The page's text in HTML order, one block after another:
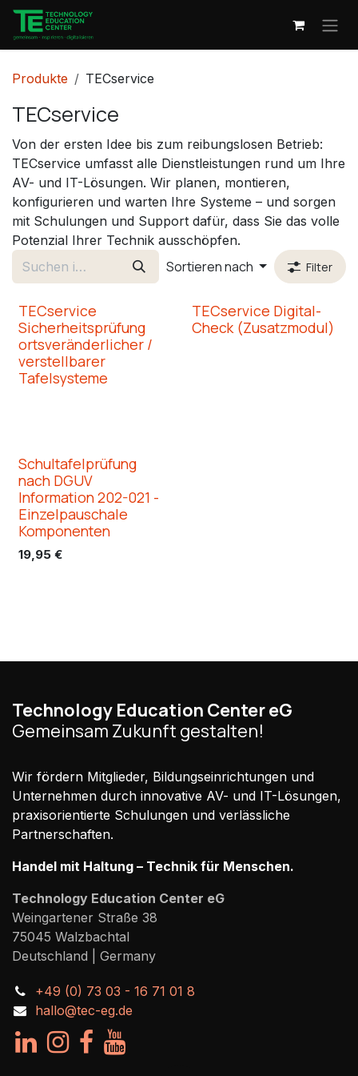
Zum Inhalt springen
Produkte TECservice
TECservice
Von der ersten Idee bis zum reibungslosen Betrieb:
TECservice umfasst alle Dienstleistungen rund um Ihre
AV- und IT-Lösungen. Wir planen, montieren,
konfigurieren und warten Ihre Systeme – und sorgen
mit Schulungen und Support dafür, dass Sie das volle
Potenzial Ihrer Technik ausschöpfen.
Sortieren nach Filter
TECservice
Sicherheitsprüfung
ortsveränderlicher /
verstellbarer
Tafelsysteme
TECservice Digital-
Check (Zusatzmodul)
Schultafelprüfung
nach DGUV
Information 202-021 -
Einzelpauschale
Komponenten
19,95 €
Technology Education Center eG
Gemeinsam Zukunft gestalten!
Wir fördern Mitglieder, Bildungseinrichtungen und
Unternehmen durch innovative AV- und IT-Lösungen,
praxisorientierte Schulungen und verlässliche
Partnerschaften.
Handel mit Haltung – Technik für Menschen.
Technology Education Center eG
Weingartener Straße 38
75045 Walzbachtal
Deutschland | Germany
+49 (0) 73 03 - 16 71 01 8
hallo@tec-eg.de